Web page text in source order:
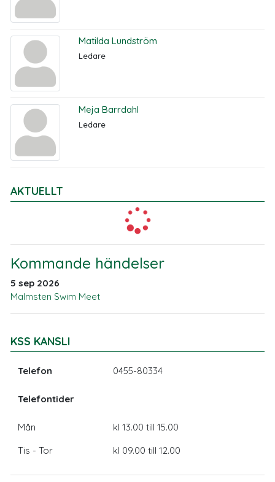
Matilda Lundström
Ledare
Meja Barrdahl
Ledare
AKTUELLT
Kommande händelser
5 sep 2026
Malmsten Swim Meet
KSS KANSLI
Telefon 0455-80334
Telefontider
Mån
Tis - Tor
kl 13.00 till 15.00
kl 09.00 till 12.00